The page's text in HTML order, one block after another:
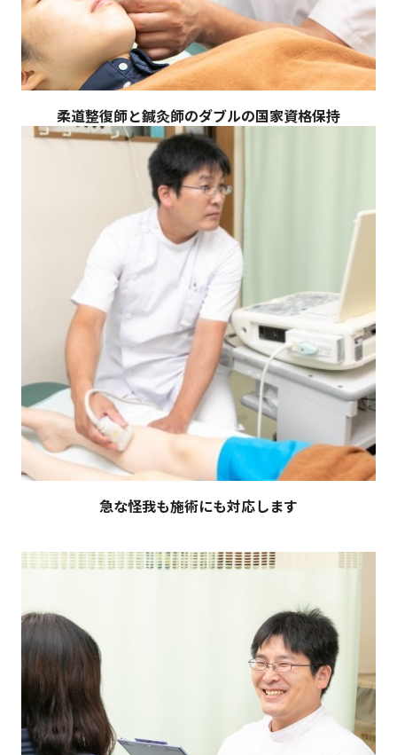
柔道整復師と鍼灸師のダブルの国家資格保持
急な怪我も施術にも対応します